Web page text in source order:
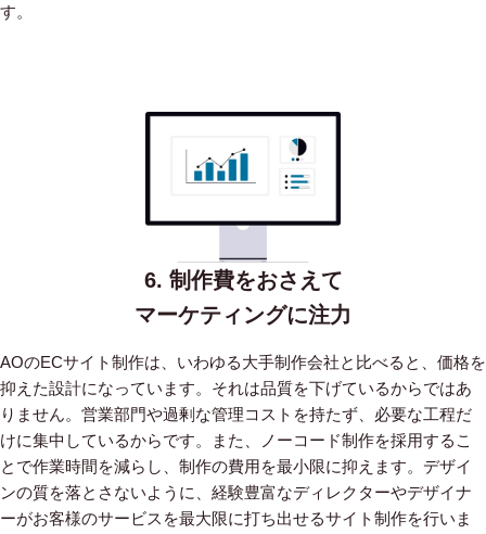
す。
6. 制作費をおさえて
マーケティングに注力
AOのECサイト制作は、いわゆる大手制作会社と比べると、価格を
抑えた設計になっています。 それは品質を下げているからではあ
りません。営業部門や過剰な管理コストを持たず、必要な工程だ
けに集中しているからです。
また、ノーコード制作を採用するこ
とで作業時間を減らし、制作の費用を最小限に抑えます。デザイ
ンの質を落とさないように、経験豊富なディレクターやデザイナ
ーがお客様のサービスを最大限に打ち出せるサイト制作を行いま